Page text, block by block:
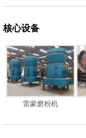
核心设备
雷蒙磨粉机